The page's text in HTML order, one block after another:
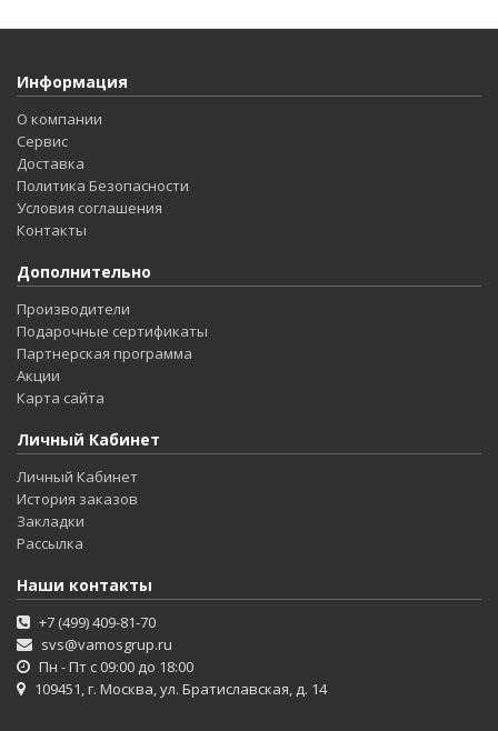
Информация
О компании
Сервис
Доставка
Политика Безопасности
Условия соглашения
Контакты
Дополнительно
Производители
Подарочные сертификаты
Партнерская программа
Акции
Карта сайта
Личный Кабинет
Личный Кабинет
История заказов
Закладки
Рассылка
Наши контакты
+7 (499) 409-81-70
svs@vamosgrup.ru
Пн - Пт с 09:00 до 18:00
109451, г. Москва, ул. Братиславская, д. 14